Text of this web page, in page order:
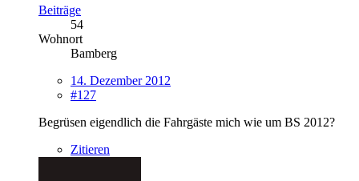
Beiträge
54
Wohnort
Bamberg
14. Dezember 2012
#127
Begrüsen eigendlich die Fahrgäste mich wie um BS 2012?
Zitieren